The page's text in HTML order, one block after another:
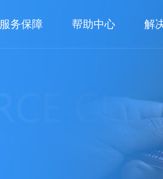
服务保障 帮助中心 解